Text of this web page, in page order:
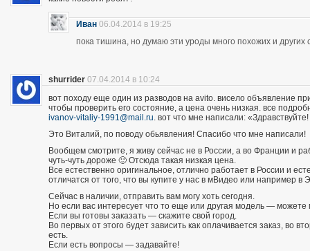
Иван 06.04.2014 в 19:25
пока тишина, но думаю эти уроды много похожих и
shurrider 07.04.2014 в 10:24
вот походу еще один из разводов на avito. висело объявление
чтобы проверить его состояние, а цена очень низкая. все
ivanov-vitaliy-1991@mail.ru. вот что мне написали: «Здравствуйте!
Это Виталий, по поводу обьявления! Спасибо что мне написали!
Вообщем смотрите, я живу сейчас не в России, а во Франции и
чуть-чуть дороже 🙂 Отсюда такая низкая цена.
Все естественно оригинальное, отлично работает в России и
отличатся от того, что вы купите у нас в мВидео или например в
Сейчас в наличии, отправить вам могу хоть сегодня.
Но если вас интересует что то еще или другая модель —
Если вы готовы заказать — скажите свой город.
Во первых от этого будет зависить как оплачивается заказ, во
есть.
Если есть вопросы — задавайте!